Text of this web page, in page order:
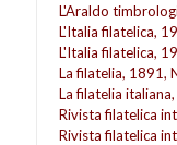
L'Araldo
L'Italia filatelica,
L'Italia filatelica,
La filatelia, 1891,
La filatelia
Rivista filatelica
Rivista filatelica